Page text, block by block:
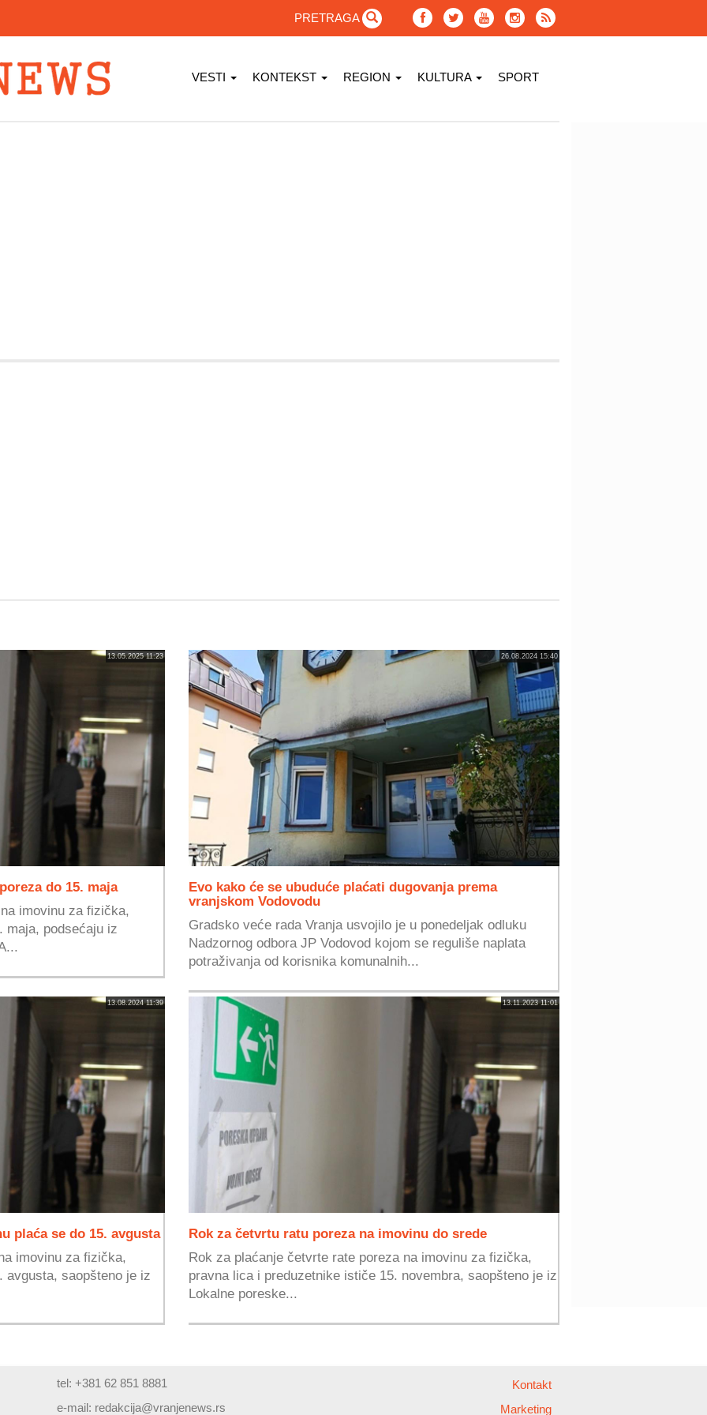
PRETRAGA
VESTI KONTEKST REGION KULTURA SPORT
13.05.2025 11:23
do 15. maja
imovinu za fizička,
maja, podsećaju iz
26.08.2024 15:40
Evo kako će se ubuduće plaćati dugovanja prema
vranjskom Vodovodu
Gradsko veće rada Vranja usvojilo je u ponedeljak odluku
Nadzornog odbora JP Vodovod kojom se reguliše naplata
potraživanja od korisnika komunalnih...
13.08.2024 11:39
plaća se do 15. avgusta
imovinu za fizička,
avgusta, saopšteno je iz
13.11.2023 11:01
Rok za četvrtu ratu poreza na imovinu do srede
Rok za plaćanje četvrte rate poreza na imovinu za fizička,
pravna lica i preduzetnike ističe 15. novembra, saopšteno je iz
Lokalne poreske...
tel: +381 62 851 8881
e-mail: redakcija@vranjenews.rs
Kontakt
Marketing